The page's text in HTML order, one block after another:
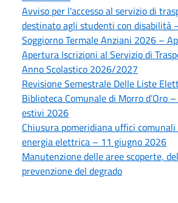
Avviso per l'accesso al servizio di
destinato agli studenti con disabilità
Soggiorno Termale Anziani 2026 –
Apertura Iscrizioni al Servizio di
Anno Scolastico 2026/2027
Revisione Semestrale Delle Liste
Biblioteca Comunale di Morro d’Oro
estivi 2026
Chiusura pomeridiana uffici
energia elettrica – 11 giugno 2026
Manutenzione delle aree scoperte,
prevenzione del degrado